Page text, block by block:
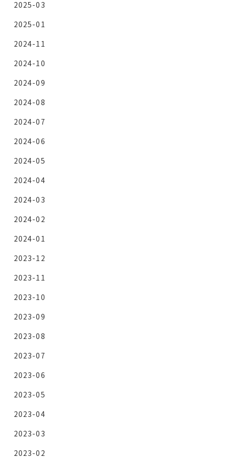
2025-03
2025-01
2024-11
2024-10
2024-09
2024-08
2024-07
2024-06
2024-05
2024-04
2024-03
2024-02
2024-01
2023-12
2023-11
2023-10
2023-09
2023-08
2023-07
2023-06
2023-05
2023-04
2023-03
2023-02